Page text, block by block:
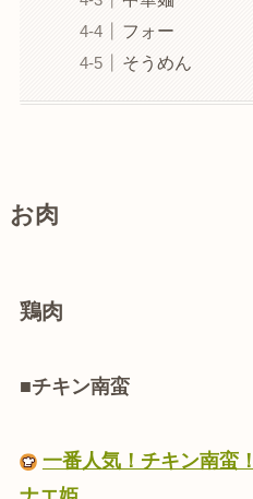
フォー
そうめん
お肉
鶏肉
■チキン南蛮
一番人気！チキン南蛮